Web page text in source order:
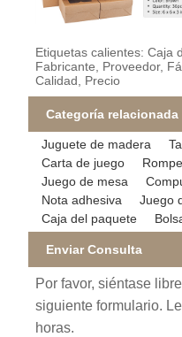
Etiquetas calientes: Caja
Fabricante, Proveedor,
Calidad, Precio
Categoría relacionada
Juguete de madera
Carta de juego
Juego de mesa
Nota adhesiva
Juego
Caja del paquete
Enviar Consulta
Por favor, siéntase
siguiente formulario.
horas.